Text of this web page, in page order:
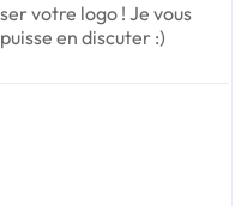
votre logo ! Je vous
en discuter :)